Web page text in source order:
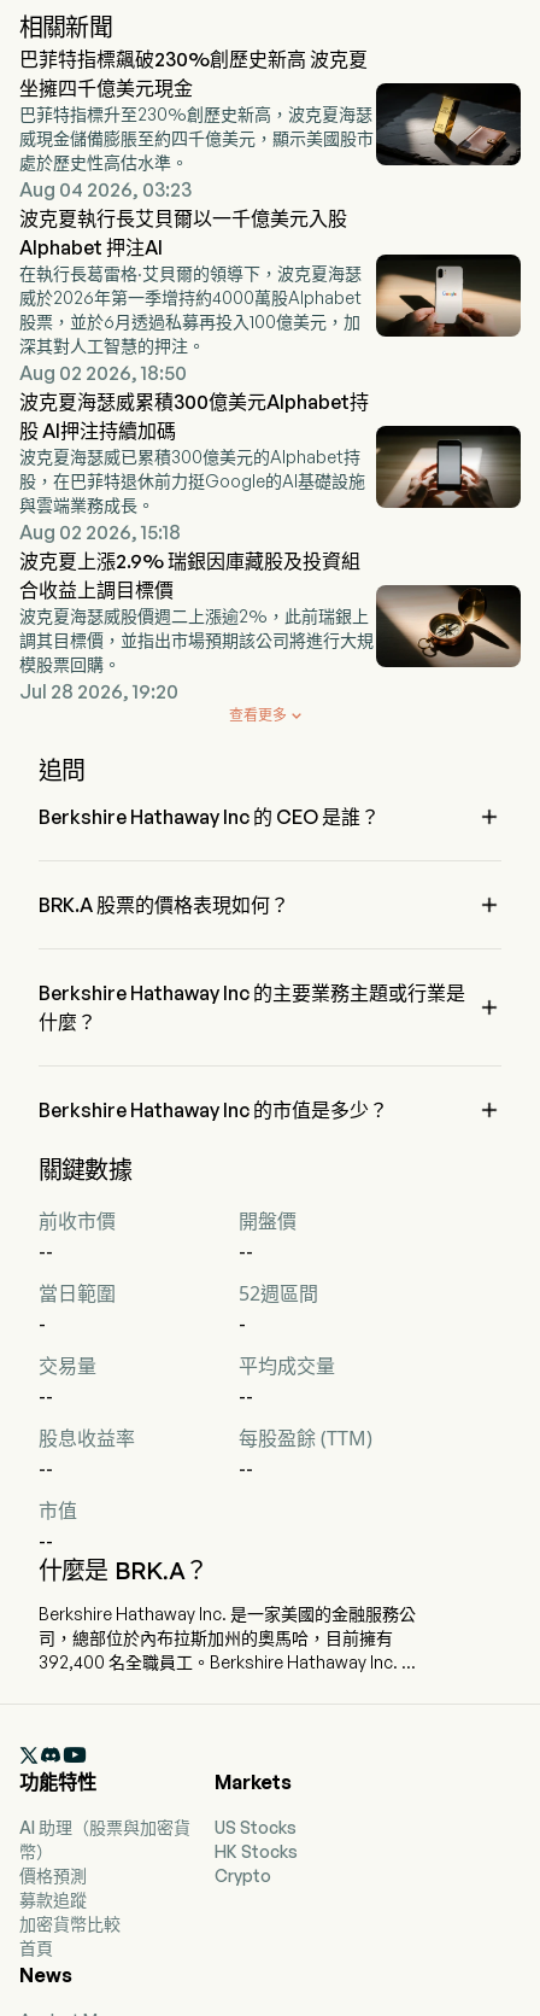
撒韋能源公司（BHE）、Pilot Travel Centers（Pilot）、製造業、
McLane Company（McLane）以及服務與零售部門。保險部門包
括 GEICO、伯克希爾哈撒韋主權集團和伯克希爾哈撒韋再保險集
團。BNSF 部門主要經營北美地區的鐵路系統。BHE 部門提供受監
管的電力與燃氣公用事業以及房地產經紀業務。製造部門生產各種
工業、消費與建築產品。McLane 部門主要從事食品與非食品類商
品的批發配送。Pilot 部門則經營北美地區的旅行中心並從事批發燃
料銷售。
相關新聞
巴菲特指標飆破230%創歷史新高 波克夏
坐擁四千億美元現金
巴菲特指標升至230%創歷史新高，波克夏海瑟
威現金儲備膨脹至約四千億美元，顯示美國股市
處於歷史性高估水準。
Aug 04 2026, 03:23
波克夏執行長艾貝爾以一千億美元入股
Alphabet 押注AI
在執行長葛雷格·艾貝爾的領導下，波克夏海瑟
威於2026年第一季增持約4000萬股Alphabet
股票，並於6月透過私募再投入100億美元，加
深其對人工智慧的押注。
Aug 02 2026, 18:50
波克夏海瑟威累積300億美元Alphabet持
股 AI押注持續加碼
波克夏海瑟威已累積300億美元的Alphabet持
股，在巴菲特退休前力挺Google的AI基礎設施
與雲端業務成長。
Aug 02 2026, 15:18
波克夏上漲2.9% 瑞銀因庫藏股及投資組
合收益上調目標價
波克夏海瑟威股價週二上漲逾2%，此前瑞銀上
調其目標價，並指出市場預期該公司將進行大規
模股票回購。
Jul 28 2026, 19:20

查看更多
追問
Berkshire Hathaway Inc 的 CEO 是誰？ 
BRK.A 股票的價格表現如何？ 
Berkshire Hathaway Inc 的主要業務主題或行業是
什麼？

Berkshire Hathaway Inc 的市值是多少？ 
關鍵數據
前收市價
--
開盤價
--
當日範圍
-
52週區間
-
交易量
--
平均成交量
--
股息收益率
--
每股盈餘 (TTM)
--
市值
--
什麼是 BRK.A？
Berkshire Hathaway Inc. 是一家美國的金融服務公
司，總部位於內布拉斯加州的奧馬哈，目前擁有
392,400 名全職員工。Berkshire Hathaway Inc. 及
公司（BNSF）、伯克希爾哈撒韋能源公司
（BHE）、Pilot Travel Centers（Pilot）、製造
售部門。保險部門包括 GEICO、伯克希爾哈撒韋主
權集團和伯克希爾哈撒韋再保險集團。BNSF 部門主
要經營北美地區的鐵路系統。BHE 部門提供受監管
的電力與燃氣公用事業以及房地產經紀業務。製造
部門生產各種工業、消費與建築產品。McLane 部門
主要從事食品與非食品類商品的批發配送。Pilot 部
門則經營北美地區的旅行中心並從事批發燃料銷

功能特性
AI 助理（股票與加密貨
幣）
價格預測
募款追蹤
加密貨幣比較
首頁
Markets
US Stocks
HK Stocks
Crypto
News